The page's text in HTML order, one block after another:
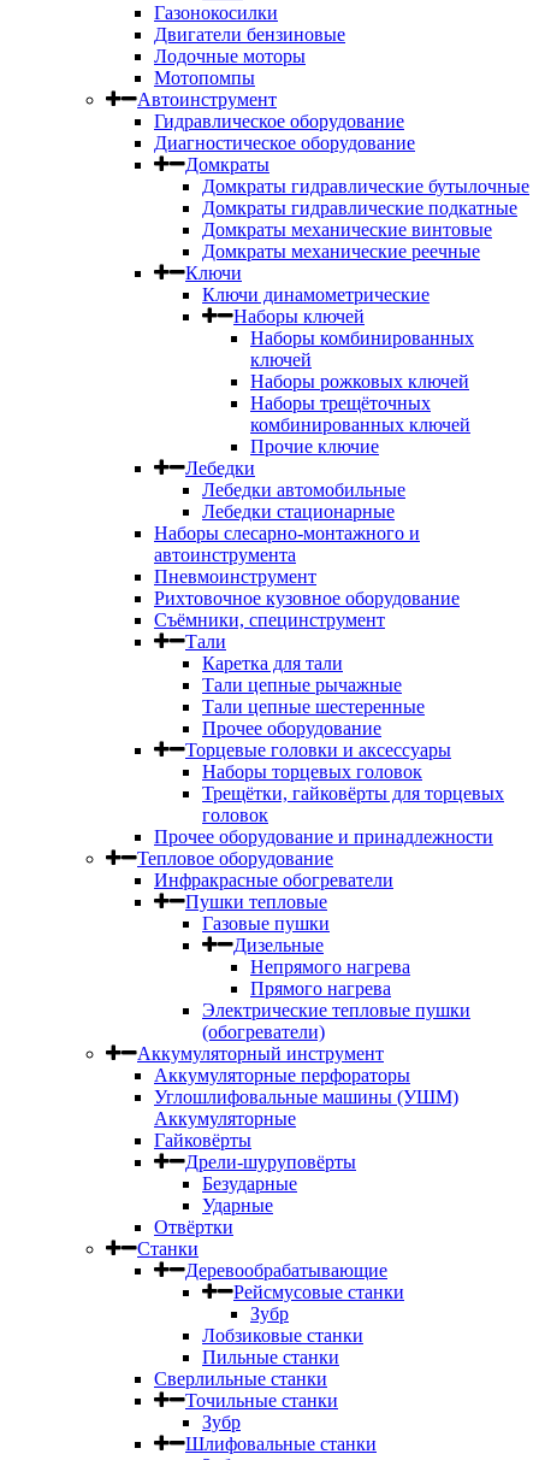
Газонокосилки
Двигатели бензиновые
Лодочные моторы
Мотопомпы
Автоинструмент
Гидравлическое оборудование
Диагностическое оборудование
Домкраты
Домкраты гидравлические бутылочные
Домкраты гидравлические подкатные
Домкраты механические винтовые
Домкраты механические реечные
Ключи
Ключи динамометрические
Наборы ключей
Наборы комбинированных
ключей
Наборы рожковых ключей
Наборы трещёточных
комбинированных ключей
Прочие ключие
Лебедки
Лебедки автомобильные
Лебедки стационарные
Наборы слесарно-монтажного и
автоинструмента
Пневмоинструмент
Рихтовочное кузовное оборудование
Съёмники, специнструмент
Тали
Каретка для тали
Тали цепные рычажные
Тали цепные шестеренные
Прочее оборудование
Торцевые головки и аксессуары
Наборы торцевых головок
Трещётки, гайковёрты для торцевых
головок
Прочее оборудование и принадлежности
Тепловое оборудование
Инфракрасные обогреватели
Пушки тепловые
Газовые пушки
Дизельные
Непрямого нагрева
Прямого нагрева
Электрические тепловые пушки
(обогреватели)
Аккумуляторный инструмент
Аккумуляторные перфораторы
Углошлифовальные машины (УШМ)
Аккумуляторные
Гайковёрты
Дрели-шуруповёрты
Безударные
Ударные
Отвёртки
Станки
Деревообрабатывающие
Рейсмусовые станки
Зубр
Лобзиковые станки
Пильные станки
Сверлильные станки
Точильные станки
Зубр
Шлифовальные станки